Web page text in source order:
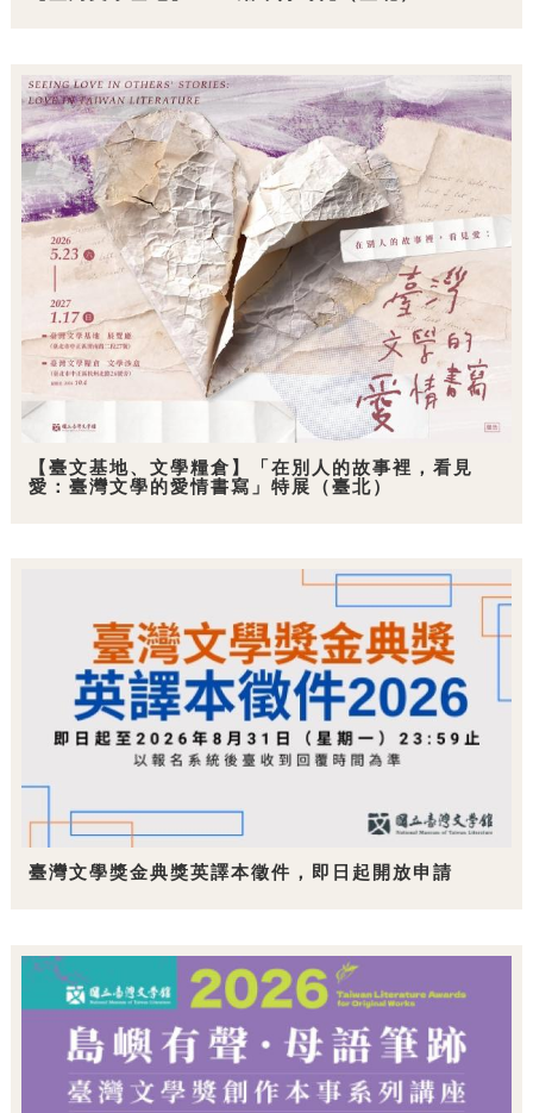
【臺文基地、文學糧倉】「在別人的故事裡，看見
愛：臺灣文學的愛情書寫」特展（臺北）
臺灣文學獎金典獎英譯本徵件，即日起開放申請